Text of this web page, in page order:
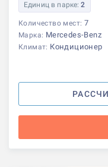
Единиц в парке:2
Количество мест: 7
Марка: Mercedes-Benz
Климат: Кондиционер